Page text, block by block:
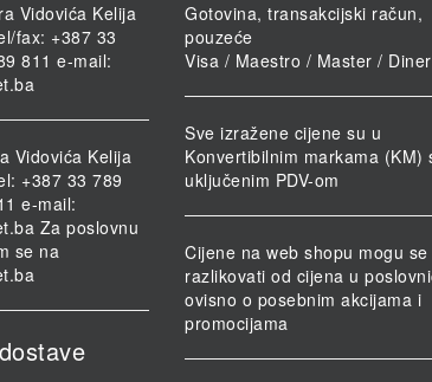
Vidovića Kelija
fax: +387 33
811 e-mail:
Vidovića Kelija
+387 33 789
e-mail:
Za poslovnu
se na
Gotovina, transakcijski račun,
pouzeće
Visa / Maestro / Master /
Sve izražene cijene su u
Konvertibilnim markama (KM)
uključenim PDV-om
Cijene na web shopu mogu se
razlikovati od cijena u
ovisno o posebnim akcijama i
promocijama